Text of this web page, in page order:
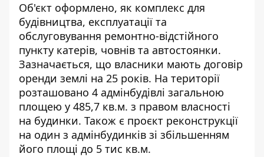
Об'єкт оформлено, як комплекс для
будівництва, експлуатації та
обслуговування ремонтно-відстійного
пункту катерів, човнів та автостоянки.
Зазначається, що власники мають договір
оренди землі на 25 років. На території
розташовано 4 адмінбудівлі загальною
площею у 485,7 кв.м. з правом власності
на будинки. Також є проєкт реконструкції
на один з адмінбудинків зі збільшенням
його площі до 5 тис кв.м.